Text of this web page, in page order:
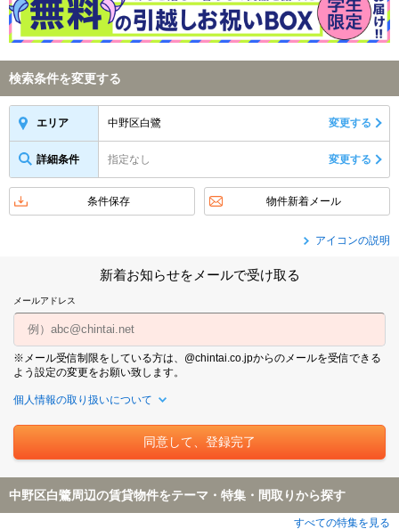
検索条件を変更する
エリア 中野区白鷺 変更する
詳細条件 指定なし 変更する
条件保存 物件新着メール
アイコンの説明
新着お知らせをメールで受け取る
メールアドレス
※メール受信制限をしている方は、@chintai.co.jpからのメールを受信できる
よう設定の変更をお願い致します。
個人情報の取り扱いについて
中野区白鷺周辺の賃貸物件をテーマ・特集・間取りから探す
すべての特集を見る